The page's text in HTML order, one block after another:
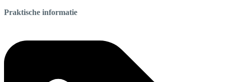
Praktische informatie